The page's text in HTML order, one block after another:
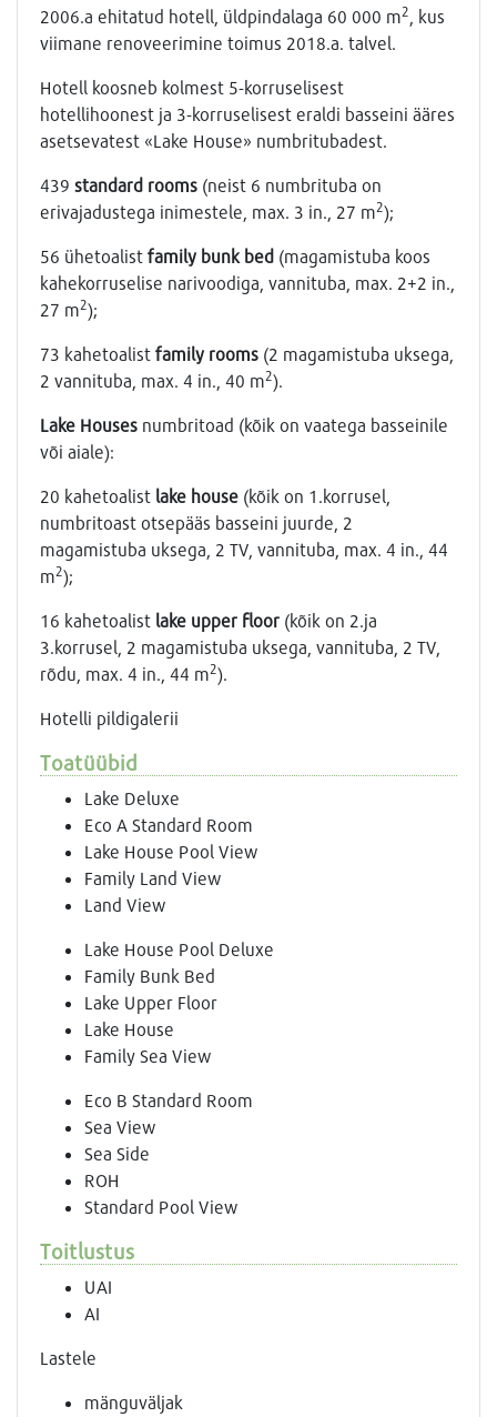
2006.a ehitatud hotell, üldpindalaga 60 000 m2 , kus
viimane renoveerimine toimus 2018.a. talvel.
Hotell koosneb kolmest 5-korruselisest
hotellihoonest ja 3-korruselisest eraldi basseini ääres
asetsevatest «Lake House» numbritubadest.
439 standard rooms (neist 6 numbrituba on
erivajadustega inimestele, max. 3 in., 27 m2);
56 ühetoalist family bunk bed (magamistuba koos
kahekorruselise narivoodiga, vannituba, max. 2+2 in.,
27 m2);
73 kahetoalist family rooms (2 magamistuba uksega,
2 vannituba, max. 4 in., 40 m2).
Lake Houses numbritoad (kõik on vaatega basseinile
või aiale):
20 kahetoalist lake house (kõik on 1.korrusel,
numbritoast otsepääs basseini juurde, 2
magamistuba uksega, 2 ТV, vannituba, max. 4 in., 44
m2);
16 kahetoalist lake upper floor (kõik on 2.ja
3.korrusel, 2 magamistuba uksega, vannituba, 2 ТV,
rõdu, max. 4 in., 44 m2).
Hotelli pildigalerii
Toatüübid
Lake Deluxe
Eco A Standard Room
Lake House Pool View
Family Land View
Land View
Lake House Pool Deluxe
Family Bunk Bed
Lake Upper Floor
Lake House
Family Sea View
Eco B Standard Room
Sea View
Sea Side
ROH
Standard Pool View
Toitlustus
UAI
AI
Lastele
mänguväljak